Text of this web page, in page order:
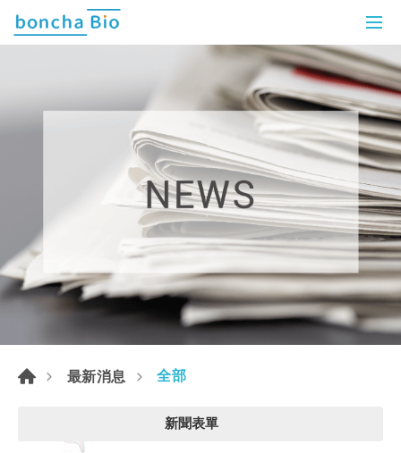
最新消息 全部
新聞表單